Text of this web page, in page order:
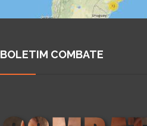
BOLETIM COMBATE